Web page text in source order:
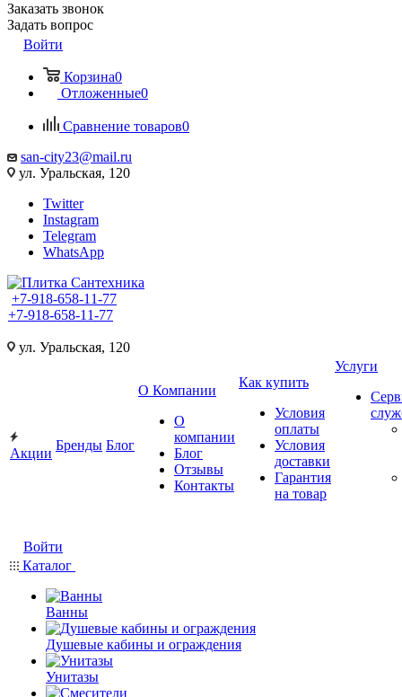
Заказать звонок
Задать вопрос
Войти
Корзина0
Отложенные0
Сравнение товаров0
san-city23@mail.ru
ул. Уральская, 120
Twitter
Instagram
Telegram
WhatsApp
+7-918-658-11-77
+7-918-658-11-77
ул. Уральская, 120
Акции
Бренды Блог
О Компании
О
компании
Блог
Отзывы
Контакты
Как купить
Условия
оплаты
Условия
доставки
Гарантия
на товар
Услуги
Войти
Каталог
Ванны
Душевые кабины и ограждения
Унитазы